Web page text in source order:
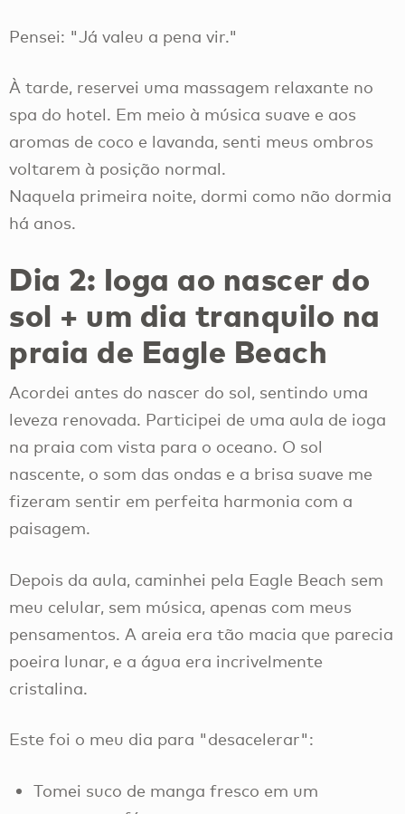
Pensei: "Já valeu a pena vir."
À tarde, reservei uma massagem relaxante no
spa do hotel. Em meio à música suave e aos
aromas de coco e lavanda, senti meus ombros
voltarem à posição normal.
Naquela primeira noite, dormi como não dormia
há anos.
Dia 2: Ioga ao nascer do
sol + um dia tranquilo na
praia de Eagle Beach
Acordei antes do nascer do sol, sentindo uma
leveza renovada. Participei de uma aula de ioga
na praia com vista para o oceano. O sol
nascente, o som das ondas e a brisa suave me
fizeram sentir em perfeita harmonia com a
paisagem.
Depois da aula, caminhei pela Eagle Beach sem
meu celular, sem música, apenas com meus
pensamentos. A areia era tão macia que parecia
poeira lunar, e a água era incrivelmente
cristalina.
Este foi o meu dia para "desacelerar":
Tomei suco de manga fresco em um